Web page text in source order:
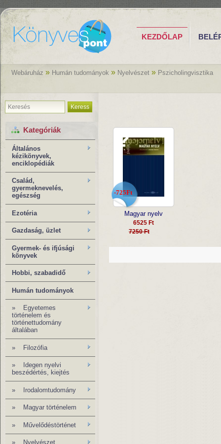
KEZDŐLAP
Webáruház » Humán tudományok » Nyelvészet » Pszicholingvisztika
Keress
Kategóriák
Általános
kézikönyvek,
enciklopédiák
Család,
gyermeknevelés,
egészség
Ezotéria
Gazdaság, üzlet
Gyermek- és ifjúsági
könyvek
Hobbi, szabadidő
Humán tudományok
»
Egyetemes
történelem és
történettudomány
általában
» Filozófia
» Idegen nyelvi
beszédértés, kiejtés
» Irodalomtudomány
» Magyar történelem
» Művelődéstörténet
» Nyelvészet
-725Ft
Magyar nyelv
6525 Ft
7250 Ft